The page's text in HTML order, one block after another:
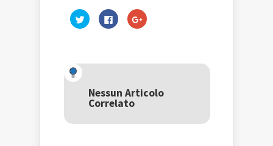
Fai
clic
Twitter
una
nuova
finestra)
Fai
clic
(Si
nuova
finestra)
Fai
clic
Google+
una
nuova
Nessun Articolo
Correlato